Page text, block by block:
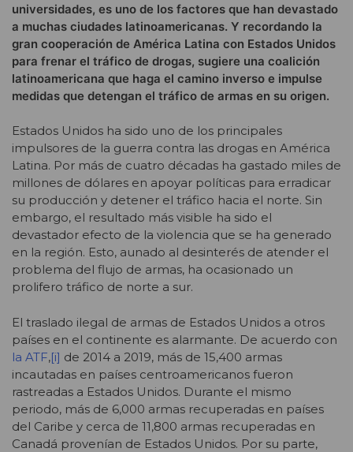
universidades, es uno de los factores que han devastado
a muchas ciudades latinoamericanas. Y recordando la
gran cooperación de América Latina con Estados Unidos
para frenar el tráfico de drogas, sugiere una coalición
latinoamericana que haga el camino inverso e impulse
medidas que detengan el tráfico de armas en su origen.
Estados Unidos ha sido uno de los principales
impulsores de la guerra contra las drogas en América
Latina. Por más de cuatro décadas ha gastado miles de
millones de dólares en apoyar políticas para erradicar
su producción y detener el tráfico hacia el norte. Sin
embargo, el resultado más visible ha sido el
devastador efecto de la violencia que se ha generado
en la región. Esto, aunado al desinterés de atender el
problema del flujo de armas, ha ocasionado un
prolifero tráfico de norte a sur.
El traslado ilegal de armas de Estados Unidos a otros
países en el continente es alarmante. De acuerdo con
la ATF,[i] de 2014 a 2019, más de 15,400 armas
incautadas en países centroamericanos fueron
rastreadas a Estados Unidos. Durante el mismo
periodo, más de 6,000 armas recuperadas en países
del Caribe y cerca de 11,800 armas recuperadas en
Canadá provenían de Estados Unidos. Por su parte,